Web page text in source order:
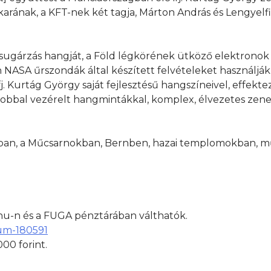
a KFT-nek két tagja, Márton András és
hangját, a Föld légkörének ütköző elektronok
űrszondák által készített felvételeket használják
Kurtág György saját fejlesztésű hangszíneivel,
vezérelt hangmintákkal, komplex, élvezetes
a Műcsarnokban, Bernben, hazai templomokban,
n és a FUGA pénztárában válthatók.
180591
forint.